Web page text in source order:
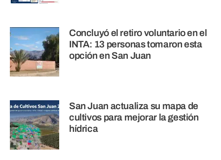
Concluyó el retiro voluntario en el
INTA: 13 personas tomaron esta
opción en San Juan
San Juan actualiza su mapa de
cultivos para mejorar la gestión
hídrica